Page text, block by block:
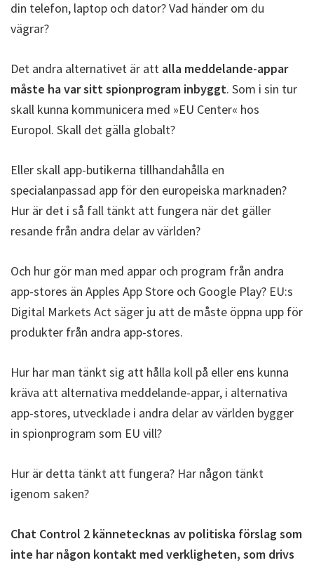
din telefon, laptop och dator? Vad händer om du
vägrar?
Det andra alternativet är att alla meddelande-appar
måste ha var sitt spionprogram inbyggt. Som i sin tur
skall kunna kommunicera med »EU Center« hos
Europol. Skall det gälla globalt?
Eller skall app-butikerna tillhandahålla en
specialanpassad app för den europeiska marknaden?
Hur är det i så fall tänkt att fungera när det gäller
resande från andra delar av världen?
Och hur gör man med appar och program från andra
app-stores än Apples App Store och Google Play? EU:s
Digital Markets Act säger ju att de måste öppna upp för
produkter från andra app-stores.
Hur har man tänkt sig att hålla koll på eller ens kunna
kräva att alternativa meddelande-appar, i alternativa
app-stores, utvecklade i andra delar av världen bygger
in spionprogram som EU vill?
Hur är detta tänkt att fungera? Har någon tänkt
igenom saken?
Chat Control 2 kännetecknas av politiska förslag som
inte har någon kontakt med verkligheten, som drivs